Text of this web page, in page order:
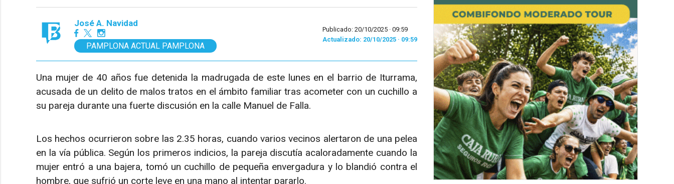
José A. Navidad
PAMPLONA ACTUAL PAMPLONA
Publicado: 20/10/2025 · 09:59
Actualizado: 20/10/2025 · 09:59
Una mujer de 40 años fue detenida la madrugada de este lunes en el barrio de Iturrama,
acusada de un delito de malos tratos en el ámbito familiar tras acometer con un cuchillo a
su pareja durante una fuerte discusión en la calle Manuel de Falla.
Los hechos ocurrieron sobre las 2.35 horas, cuando varios vecinos alertaron de una pelea
en la vía pública. Según los primeros indicios, la pareja discutía acaloradamente cuando la
mujer entró a una bajera, tomó un cuchillo de pequeña envergadura y lo blandió contra el
hombre, que sufrió un corte leve en una mano al intentar pararlo.